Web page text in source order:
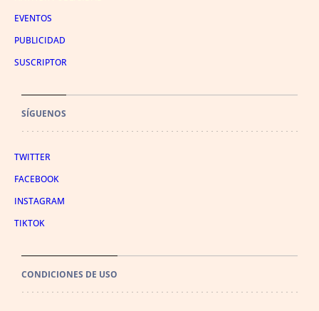
EVENTOS
PUBLICIDAD
SUSCRIPTOR
SÍGUENOS
TWITTER
FACEBOOK
INSTAGRAM
TIKTOK
CONDICIONES DE USO